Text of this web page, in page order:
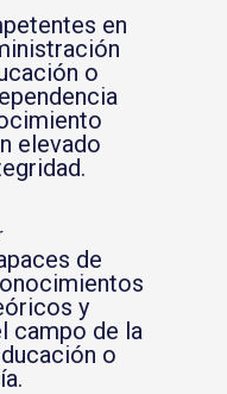
en
o
elevado
de
y
campo de la
o